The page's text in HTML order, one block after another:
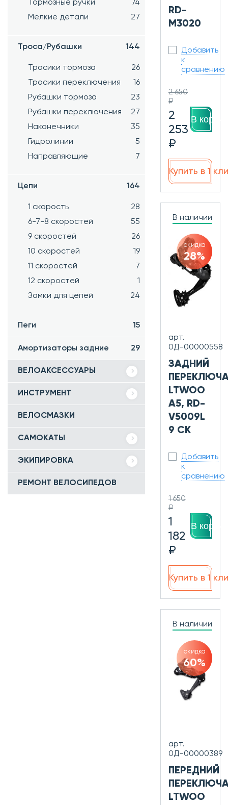
Тормозные ручки
74
Мелкие детали
27
Троса/Рубашки 144
Тросики тормоза
26
Тросики переключения
16
Рубашки тормоза
23
Рубашки переключения
27
Наконечники
35
Гидролинии
5
Направляющие
7
Цепи 164
1 скорость
28
6-7-8 скоростей
55
9 скоростей
26
10 скоростей
19
11 скоростей
7
12 скоростей
1
Замки для цепей
24
Пеги 15
Амортизаторы задние 29
ВЕЛОАКСЕССУАРЫ
ИНСТРУМЕНТ
ВЕЛОСМАЗКИ
САМОКАТЫ
ЭКИПИРОВКА
РЕМОНТ ВЕЛОСИПЕДОВ
RD-
M3020
Добавить
к
сравнению
2 650
₽
2
253
₽
В
Купить в 1
В наличии
скидка
28%
арт.
0Д-00000558
ЗАДНИЙ
LTWOO
A5, RD-
V5009L
9 СК
Добавить
к
сравнению
1 650
₽
1
182
₽
В
Купить в 1
В наличии
скидка
60%
арт.
0Д-00000389
ПЕРЕДНИЙ
LTWOO